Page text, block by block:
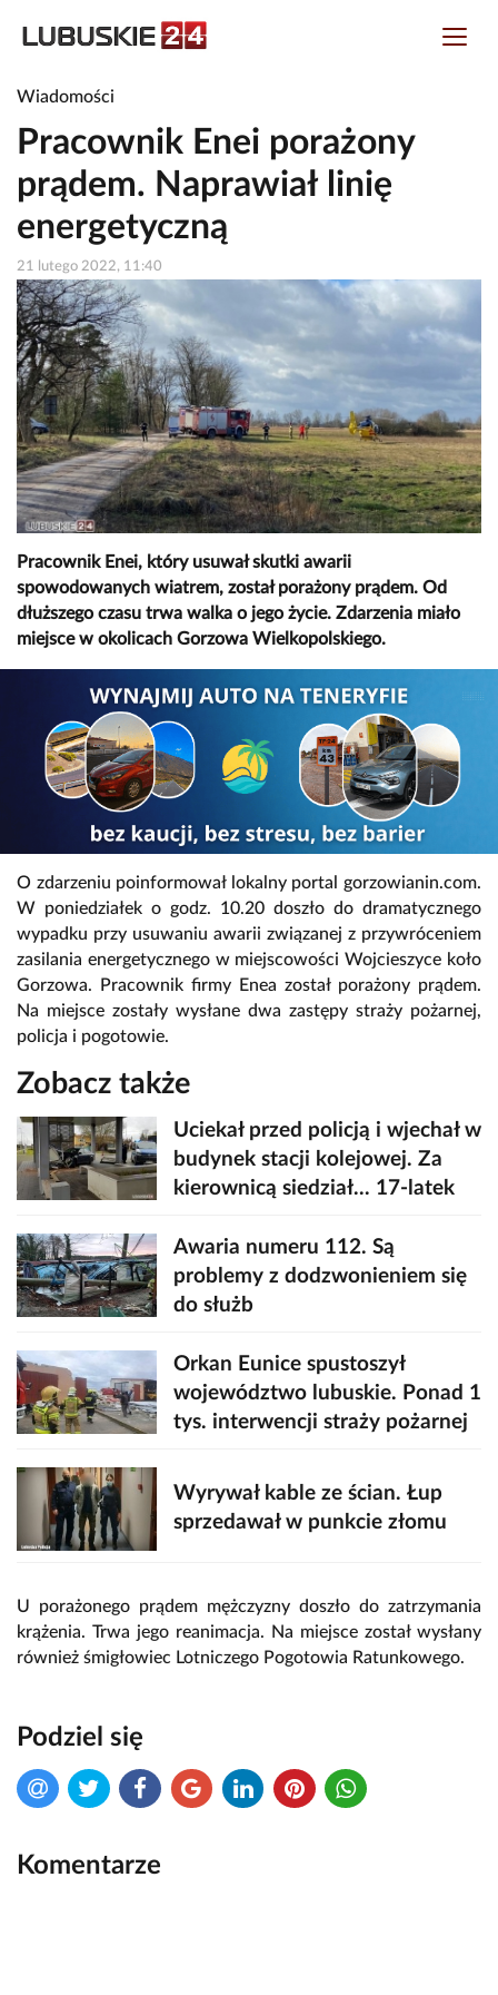
Wiadomości
Pracownik Enei porażony
prądem. Naprawiał linię
energetyczną
21 lutego 2022, 11:40
Pracownik Enei, który usuwał skutki awarii
spowodowanych wiatrem, został porażony prądem. Od
dłuższego czasu trwa walka o jego życie. Zdarzenia miało
miejsce w okolicach Gorzowa Wielkopolskiego.
O zdarzeniu poinformował lokalny portal gorzowianin.com.
W poniedziałek o godz. 10.20 doszło do dramatycznego
wypadku przy usuwaniu awarii związanej z przywróceniem
zasilania energetycznego w miejscowości Wojcieszyce koło
Gorzowa. Pracownik firmy Enea został porażony prądem.
Na miejsce zostały wysłane dwa zastępy straży pożarnej,
policja i pogotowie.
Zobacz także
Uciekał przed policją i wjechał w
budynek stacji kolejowej. Za
kierownicą siedział... 17-latek
Awaria numeru 112. Są
problemy z dodzwonieniem się
do służb
Orkan Eunice spustoszył
województwo lubuskie. Ponad 1
tys. interwencji straży pożarnej
Wyrywał kable ze ścian. Łup
sprzedawał w punkcie złomu
U porażonego prądem mężczyzny doszło do zatrzymania
krążenia. Trwa jego reanimacja. Na miejsce został wysłany
również śmigłowiec Lotniczego Pogotowia Ratunkowego.
Podziel się
Komentarze